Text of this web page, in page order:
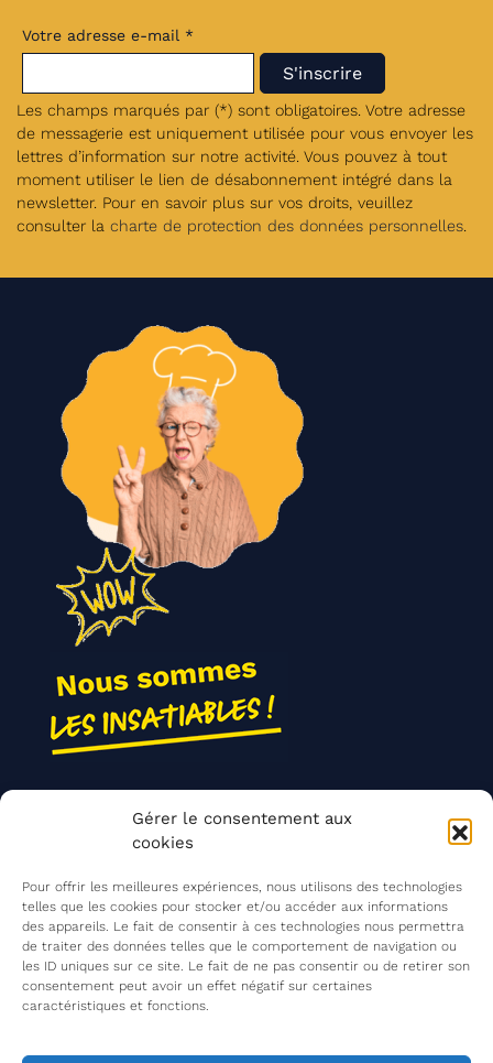
Gérer le consentement aux
cookies
Pour offrir les meilleures expériences, nous utilisons des technologies
telles que les cookies pour stocker et/ou accéder aux informations
des appareils. Le fait de consentir à ces technologies nous permettra
de traiter des données telles que le comportement de navigation ou
les ID uniques sur ce site. Le fait de ne pas consentir ou de retirer son
consentement peut avoir un effet négatif sur certaines
caractéristiques et fonctions.
Votre adresse e-mail *
Les champs marqués par (*) sont obligatoires. Votre adresse
de messagerie est uniquement utilisée pour vous envoyer les
lettres d’information sur notre activité. Vous pouvez à tout
moment utiliser le lien de désabonnement intégré dans la
newsletter. Pour en savoir plus sur vos droits, veuillez
consulter la charte de protection des données personnelles.
Agir ensemble
Mentions légales
Politique de confidentialité
Les Insatiables, une association du